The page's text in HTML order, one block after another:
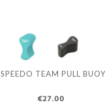
SPEEDO TEAM PULL BUOY
€27.00